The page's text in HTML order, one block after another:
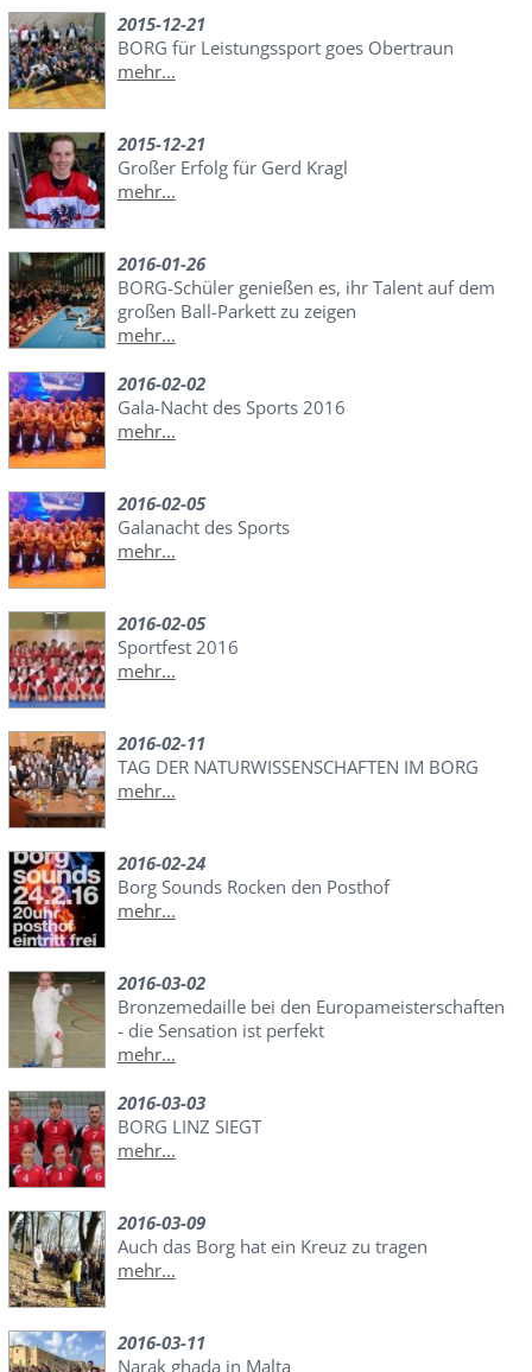
2015-12-21
BORG für Leistungssport goes Obertraun
mehr...
2015-12-21
Großer Erfolg für Gerd Kragl
mehr...
2016-01-26
BORG-Schüler genießen es, ihr Talent auf dem
großen Ball-Parkett zu zeigen
mehr...
2016-02-02
Gala-Nacht des Sports 2016
mehr...
2016-02-05
Galanacht des Sports
mehr...
2016-02-05
Sportfest 2016
mehr...
2016-02-11
TAG DER NATURWISSENSCHAFTEN IM BORG
mehr...
2016-02-24
Borg Sounds Rocken den Posthof
mehr...
2016-03-02
Bronzemedaille bei den Europameisterschaften
- die Sensation ist perfekt
mehr...
2016-03-03
BORG LINZ SIEGT
mehr...
2016-03-09
Auch das Borg hat ein Kreuz zu tragen
mehr...
2016-03-11
Narak ghada in Malta